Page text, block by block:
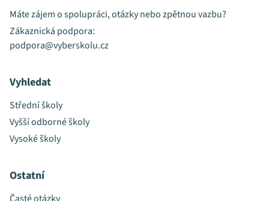
Máte zájem o spolupráci, otázky nebo zpětnou vazbu?
Zákaznická podpora:
podpora@vyberskolu.cz
Vyhledat
Střední školy
Vyšší odborné školy
Vysoké školy
Ostatní